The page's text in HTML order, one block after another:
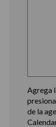
Agrega
de la